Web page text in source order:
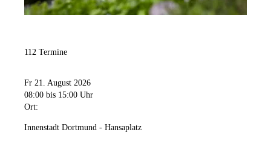
112 Termine
Fr 21. August 2026
08:00 bis 15:00 Uhr
Ort:
Innenstadt Dortmund - Hansaplatz